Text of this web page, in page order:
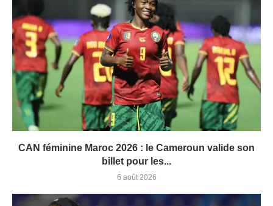
CAN féminine Maroc 2026 : le Cameroun valide son
billet pour les...
6 août 2026